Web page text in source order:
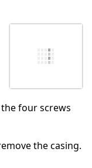
four screws
the casing.